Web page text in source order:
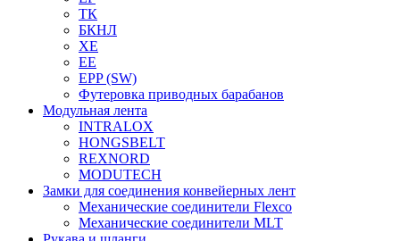
ТК
БКНЛ
XE
EE
EPP (SW)
Футеровка приводных барабанов
Модульная лента
INTRALOX
HONGSBELT
REXNORD
MODUTECH
Замки для соединения конвейерных лент
Механические соединители Flexco
Механические соединители MLT